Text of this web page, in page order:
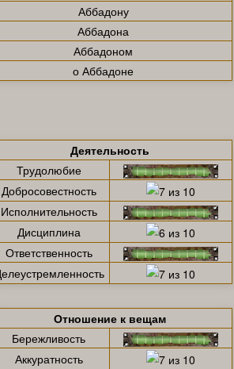
Аббадону
Аббадона
Аббадоном
о Аббадоне
Деятельность
Трудолюбие
Добросовестность
Исполнительность
Дисциплина
Ответственность
Отношение к вещам
Бережливость
Аккуратность